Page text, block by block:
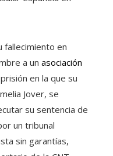
fallecimiento en
a un asociación
en la que su
Jover, se
su sentencia de
un tribunal
sin garantías,